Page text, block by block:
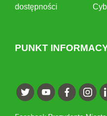
dostępności
PUNKT